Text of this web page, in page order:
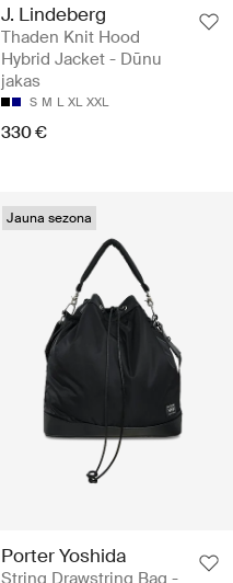
J. Lindeberg
Thaden Knit Hood
Hybrid Jacket - Dūnu
jakas
S M L XL XXL
330 €
Jauna sezona
Porter Yoshida